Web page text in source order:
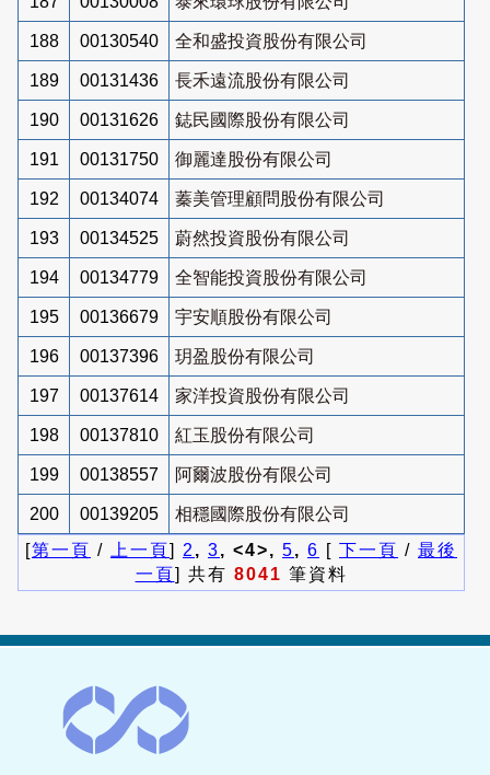
188 00130540 全和盛投資股份有限公司
189 00131436 長禾遠流股份有限公司
190 00131626 鋕民國際股份有限公司
191 00131750 御麗達股份有限公司
192 00134074 蓁美管理顧問股份有限公司
193 00134525 蔚然投資股份有限公司
194 00134779 全智能投資股份有限公司
195 00136679 宇安順股份有限公司
196 00137396 玥盈股份有限公司
197 00137614 家洋投資股份有限公司
198 00137810 紅玉股份有限公司
199 00138557 阿爾波股份有限公司
200 00139205
相穩國際股份有限公司
[第一頁 / 上一頁] 2 , 3, <4>, 5, 6 [ 下一頁 / 最後
一頁] 共有 8041 筆資料